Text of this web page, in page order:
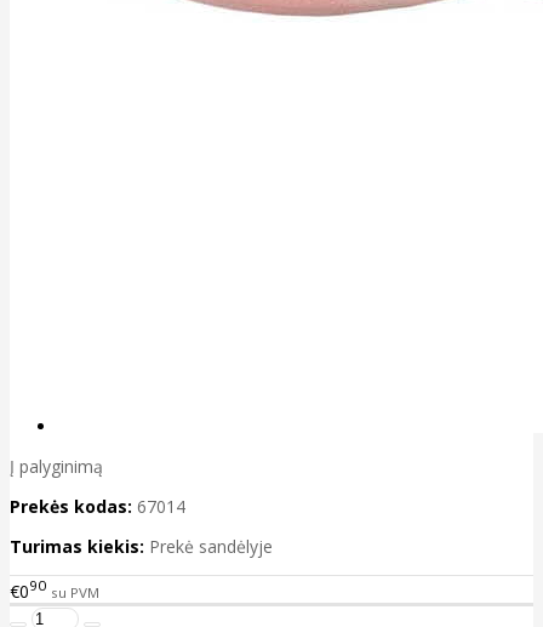
Į palyginimą
Prekės kodas: 67014
Turimas kiekis: Prekė sandėlyje
€090 su PVM